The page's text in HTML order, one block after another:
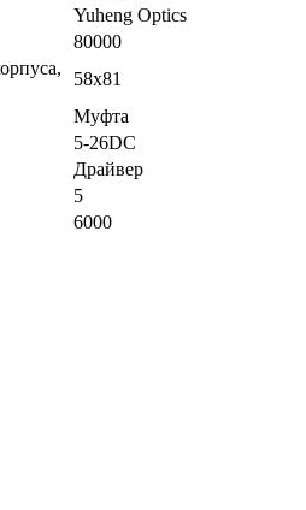
Yuheng Optics
80000
58x81
Муфта
5-26DC
Драйвер
5
6000